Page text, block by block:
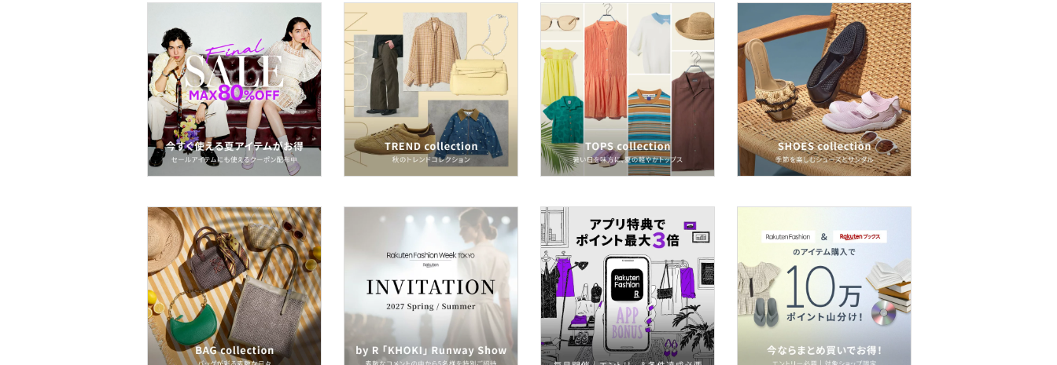
ヘアアクセサリー
マタニティウェア・ベビ
ー用品
スーツ・フォーマル
水着・スイムグッズ
スキンケア
ベースメイク
メイクアップ
ネイル